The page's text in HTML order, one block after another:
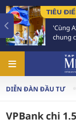
mạnh', cùng kiến tạo
DIỄN ĐÀN ĐẦU TƯ
VPBank chi